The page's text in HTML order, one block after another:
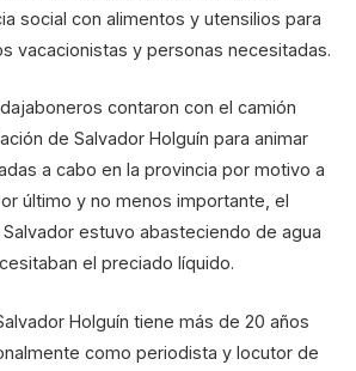
social con alimentos y utensilios para
vacacionistas y personas necesitadas.
contaron con el camión
de Salvador Holguín para animar
a cabo en la provincia por motivo a
último y no menos importante, el
estuvo abasteciendo de agua
el preciado líquido.
Holguín tiene más de 20 años
como periodista y locutor de